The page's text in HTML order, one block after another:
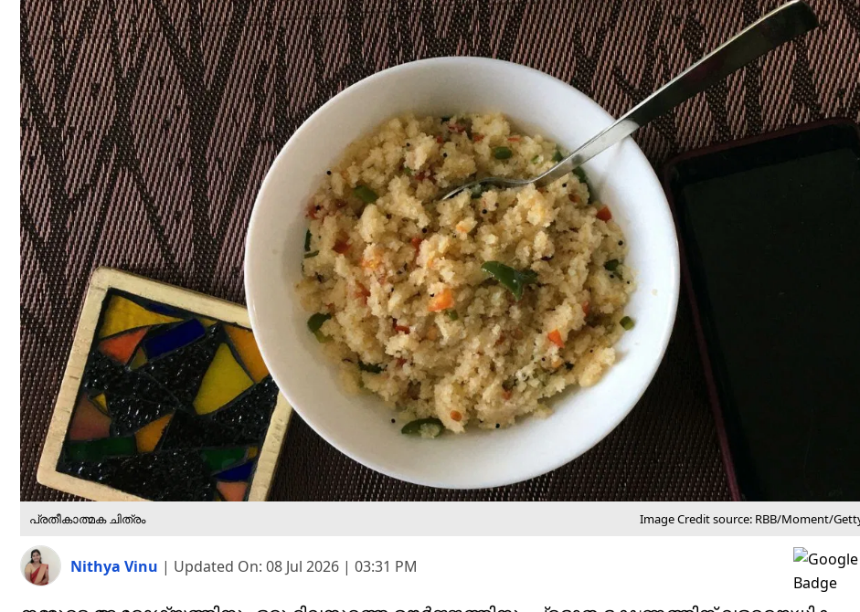
പ്രതീകാത്മക ചിത്രം Image Credit source: RBB/Moment/
Nithya Vinu | Updated On: 08 Jul 2026 | 03:31 PM